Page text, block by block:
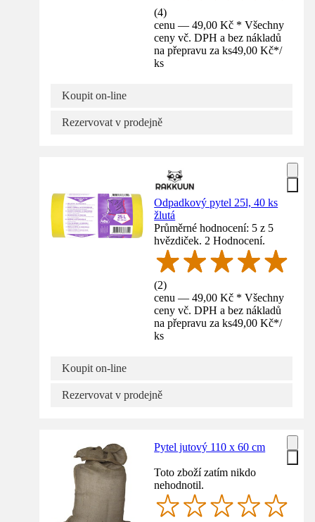
(4)
cenu — 49,00 Kč * Všechny
ceny vč. DPH a bez nákladů
na přepravu za ks49,00 Kč*/
ks
Koupit on-line
Rezervovat v prodejně
Odpadkový pytel 25l, 40 ks
žlutá
Průměrné hodnocení: 5 z 5
hvězdiček. 2 Hodnocení.
(2)
cenu — 49,00 Kč * Všechny
ceny vč. DPH a bez nákladů
na přepravu za ks49,00 Kč*/
ks
Koupit on-line
Rezervovat v prodejně
Pytel jutový 110 x 60 cm
Toto zboží zatím nikdo
nehodnotil.